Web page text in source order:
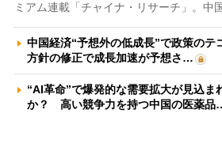
ミアム連載「チャイナ・リサーチ」。中
中国経済“予想外の低成長”で政策の
方針の修正で成長加速が予想さ…
“AI革命”で爆発的な需要拡大が見込ま
か？ 高い競争力を持つ中国の医薬品